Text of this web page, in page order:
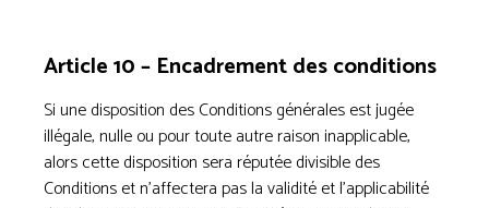
Article 10 – Encadrement des conditions
Si une disposition des Conditions générales est jugée
illégale, nulle ou pour toute autre raison inapplicable,
alors cette disposition sera réputée divisible des
Conditions et n’affectera pas la validité et l’applicabilité